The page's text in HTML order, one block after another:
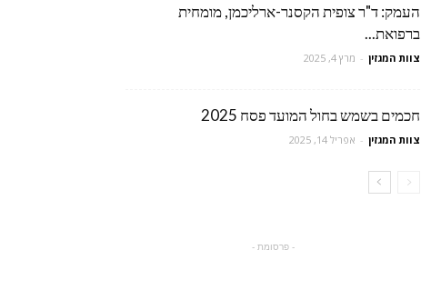
העמק: ד"ר צופית הקסנר-ארליכמן, מומחית
ברפואת...
צוות המגזין - מרץ 4, 2025
חכמים בשמש בחול המועד פסח 2025
צוות המגזין - אפריל 14, 2025
- פרסומת -